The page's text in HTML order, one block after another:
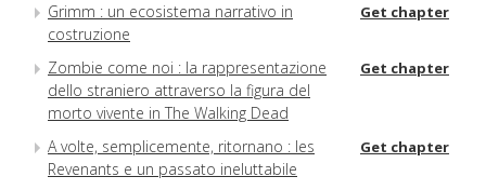
Grimm : un ecosistema narrativo in
costruzione
Get chapter
Zombie come noi : la rappresentazione
dello straniero attraverso la figura del
morto vivente in The Walking Dead
Get chapter
A volte, semplicemente, ritornano : les
Revenants e un passato ineluttabile
Get chapter